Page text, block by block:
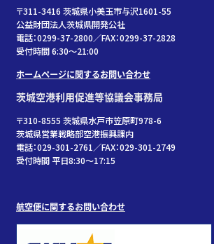
〒311-3416 茨城県小美玉市与沢1601-55
公益財団法人茨城県開発公社
電話：0299-37-2800／FAX：0299-37-2828
受付時間 6:30〜21:00
ホームページに関するお問い合わせ
茨城空港利用促進等協議会事務局
〒310-8555 茨城県水戸市笠原町978-6
茨城県営業戦略部空港振興課内
電話：029-301-2761／FAX：029-301-2749
受付時間 平日8:30～17:15
航空便に関するお問い合わせ